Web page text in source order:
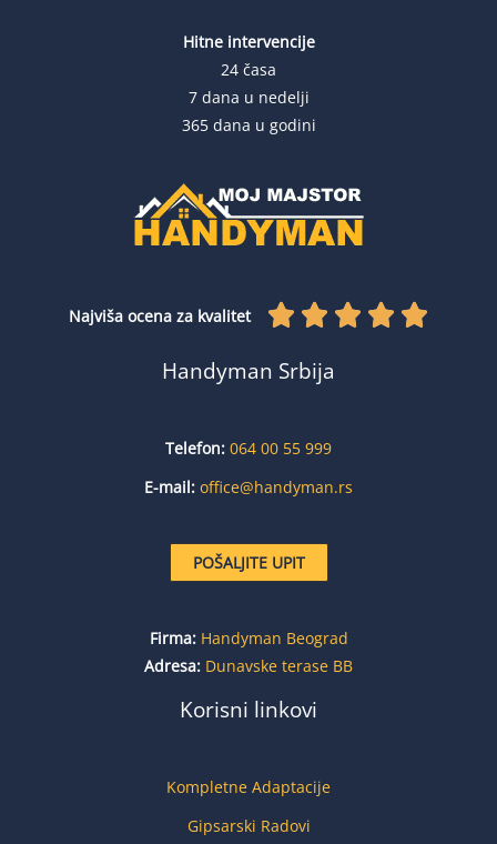
Hitne intervencije
24 časa
7 dana u nedelji
365 dana u godini
Najviša ocena za kvalitet     
Handyman Srbija
Telefon: 064 00 55 999
E-mail: office@handyman.rs
POŠALJITE UPIT
Firma: Handyman Beograd
Adresa: Dunavske terase BB
Korisni linkovi
Kompletne Adaptacije
Gipsarski Radovi